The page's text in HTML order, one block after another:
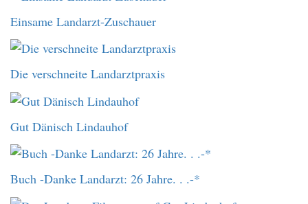
Einsame Landarzt-Zuschauer
Die verschneite Landarztpraxis
Gut Dänisch Lindauhof
Buch -Danke Landarzt: 26 Jahre. . .-*